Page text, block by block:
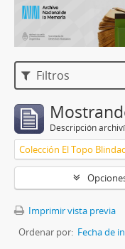
Filtros
Descripción
Colección El Topo
Imprimir vista previa
Ordenar por: Fecha de